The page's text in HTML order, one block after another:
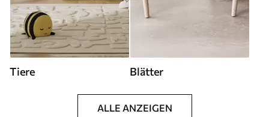
Tiere Blätter
ALLE ANZEIGEN